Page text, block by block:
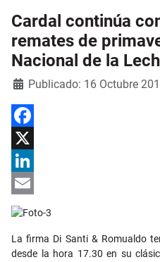
Cardal continúa
remates de
Nacional de la
DetallesPublicado: 16 Octubre
Facebook
X
LinkedIn
Email
La firma Di Santi & Romualdo
desde la hora 17.30 en su